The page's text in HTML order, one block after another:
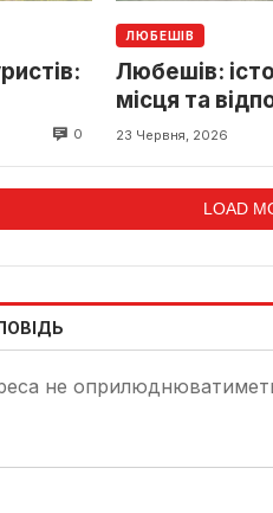
0
ЛЮБЕШІВ
Любешів:
місця та
23 Червня, 2026
LOAD
не